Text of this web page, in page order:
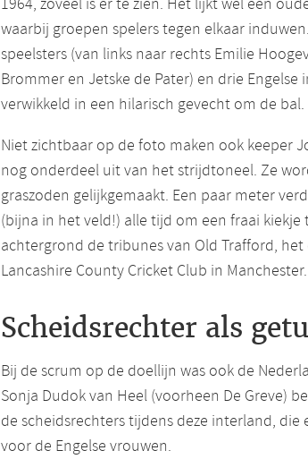
1964, zoveel is er te zien. Het lijkt wel een
waarbij groepen spelers tegen elkaar
speelsters (van links naar rechts Emilie
Brommer en Jetske de Pater) en drie Engelse
verwikkeld in een hilarisch gevecht om de bal.
Niet zichtbaar op de foto maken ook keeper
nog onderdeel uit van het strijdtoneel. Ze
graszoden gelijkgemaakt. Een paar meter
(bijna in het veld!) alle tijd om een fraai
achtergrond de tribunes van Old Trafford,
Lancashire County Cricket Club in Manchester.
Scheidsrechter als
Bij de scrum op de doellijn was ook de
Sonja Dudok van Heel (voorheen De Greve)
de scheidsrechters tijdens deze interland, die
voor de Engelse vrouwen.